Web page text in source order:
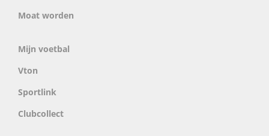
Moat worden
Mijn voetbal
Vton
Sportlink
Clubcollect